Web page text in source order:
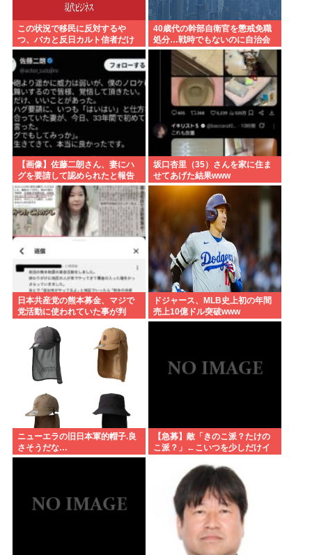
この状況で移民に反対するや
つ、バカと反日カルト信者だけ
だと話題に
40歳代の幹部自衛官を懲戒免職
処分…戦時でもないのに自治会
費32万円と放置自転車を徴発
【画像】佐藤二朗さん、妻にハ
グを要請して認められたと報告
→X民「妻には確認するのに共演
者にはなぜアドリブなの？」
坂口杏里（35）さんを家に住ま
せてあげた結果www
日本共産党の熊本募金、マジで
党活動に使われていた事が判
ドジャース、МLB史上初の年間
売上10億ドル突破www
ニューエラの旧日本軍的帽子.良
さそうだな…
【急募】敵「きのこ派？たけの
こ派？」←こいつを少しだけイ